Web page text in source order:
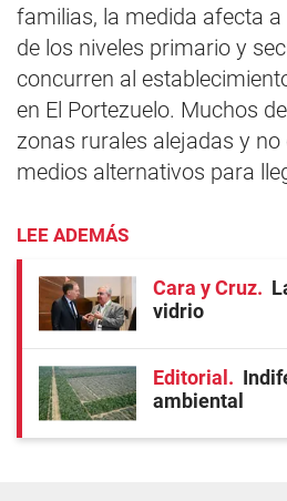
familias, la medida afecta
de los niveles primario y
concurren al
en El Portezuelo. Muchos
zonas rurales alejadas y no
medios alternativos para
LEE ADEMÁS
Cara y Cruz
vidrio
Editorial
ambiental